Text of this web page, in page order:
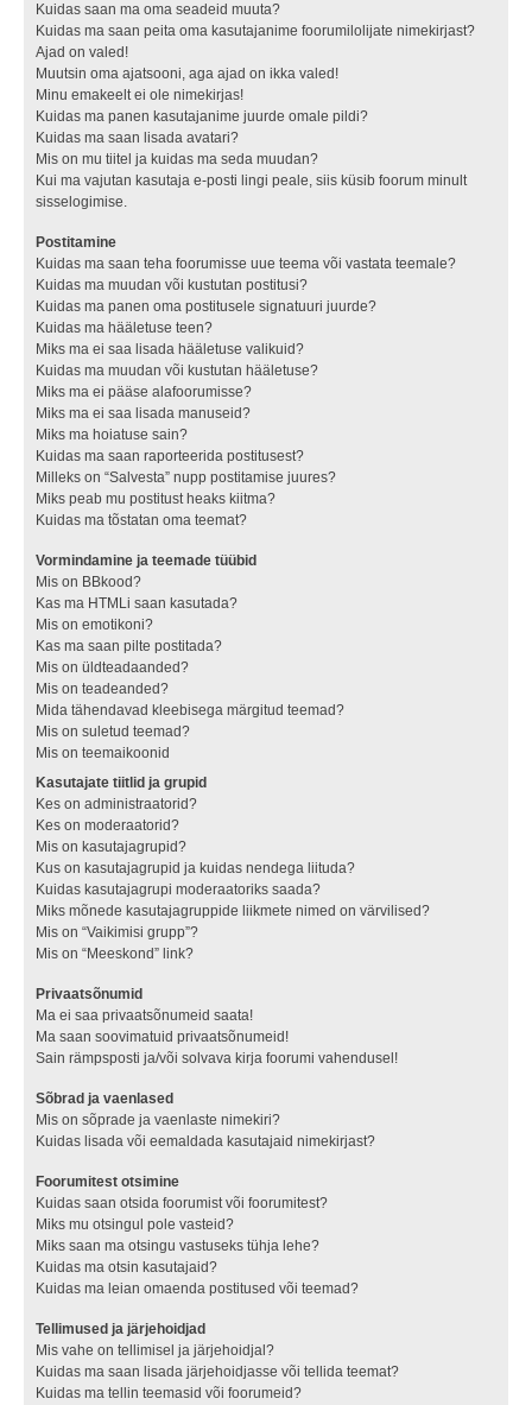
Kuidas saan ma oma seadeid muuta?
Kuidas ma saan peita oma kasutajanime foorumilolijate nimekirjast?
Ajad on valed!
Muutsin oma ajatsooni, aga ajad on ikka valed!
Minu emakeelt ei ole nimekirjas!
Kuidas ma panen kasutajanime juurde omale pildi?
Kuidas ma saan lisada avatari?
Mis on mu tiitel ja kuidas ma seda muudan?
Kui ma vajutan kasutaja e-posti lingi peale, siis küsib foorum minult
sisselogimise.
Postitamine
Kuidas ma saan teha foorumisse uue teema või vastata teemale?
Kuidas ma muudan või kustutan postitusi?
Kuidas ma panen oma postitusele signatuuri juurde?
Kuidas ma hääletuse teen?
Miks ma ei saa lisada hääletuse valikuid?
Kuidas ma muudan või kustutan hääletuse?
Miks ma ei pääse alafoorumisse?
Miks ma ei saa lisada manuseid?
Miks ma hoiatuse sain?
Kuidas ma saan raporteerida postitusest?
Milleks on “Salvesta” nupp postitamise juures?
Miks peab mu postitust heaks kiitma?
Kuidas ma tõstatan oma teemat?
Vormindamine ja teemade tüübid
Mis on BBkood?
Kas ma HTMLi saan kasutada?
Mis on emotikoni?
Kas ma saan pilte postitada?
Mis on üldteadaanded?
Mis on teadeanded?
Mida tähendavad kleebisega märgitud teemad?
Mis on suletud teemad?
Mis on teemaikoonid
Kasutajate tiitlid ja grupid
Kes on administraatorid?
Kes on moderaatorid?
Mis on kasutajagrupid?
Kus on kasutajagrupid ja kuidas nendega liituda?
Kuidas kasutajagrupi moderaatoriks saada?
Miks mõnede kasutajagruppide liikmete nimed on värvilised?
Mis on “Vaikimisi grupp”?
Mis on “Meeskond” link?
Privaatsõnumid
Ma ei saa privaatsõnumeid saata!
Ma saan soovimatuid privaatsõnumeid!
Sain rämpsposti ja/või solvava kirja foorumi vahendusel!
Sõbrad ja vaenlased
Mis on sõprade ja vaenlaste nimekiri?
Kuidas lisada või eemaldada kasutajaid nimekirjast?
Foorumitest otsimine
Kuidas saan otsida foorumist või foorumitest?
Miks mu otsingul pole vasteid?
Miks saan ma otsingu vastuseks tühja lehe?
Kuidas ma otsin kasutajaid?
Kuidas ma leian omaenda postitused või teemad?
Tellimused ja järjehoidjad
Mis vahe on tellimisel ja järjehoidjal?
Kuidas ma saan lisada järjehoidjasse või tellida teemat?
Kuidas ma tellin teemasid või foorumeid?